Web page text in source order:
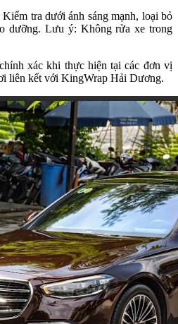
Kiểm tra dưới ánh sáng mạnh, loại bỏ
dưỡng. Lưu ý: Không rửa xe trong
xác khi thực hiện tại các đơn vị
liên kết với KingWrap Hải Dương.